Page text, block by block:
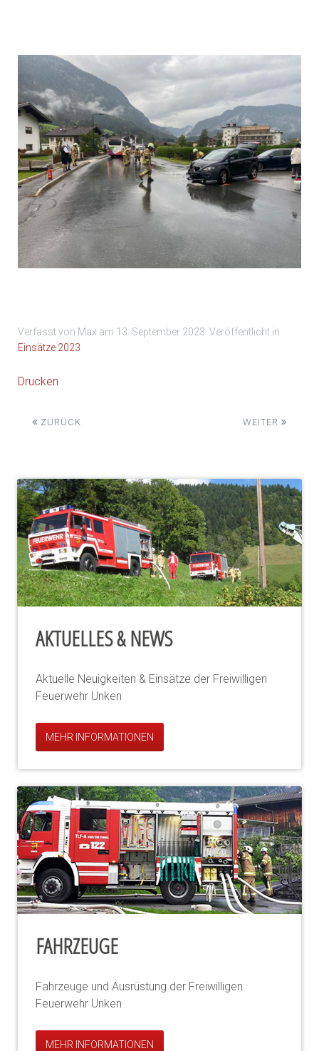
Verfasst von Max am 13. September 2023 . Veröffentlicht in
Einsätze 2023
Drucken
ZURÜCK WEITER
AKTUELLES & NEWS
Aktuelle Neuigkeiten & Einsätze der Freiwilligen
Feuerwehr Unken
MEHR INFORMATIONEN
FAHRZEUGE
Fahrzeuge und Ausrüstung der Freiwilligen
Feuerwehr Unken
MEHR INFORMATIONEN